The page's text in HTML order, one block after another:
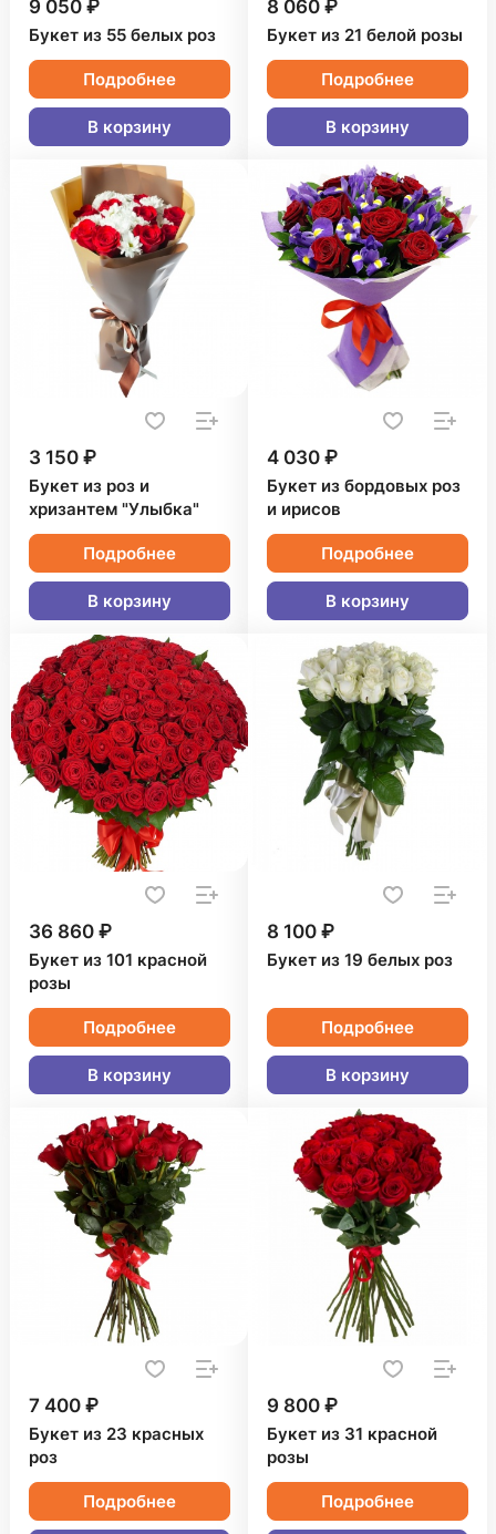
9 050 ₽
Букет из 55 белых роз
Подробнее
В корзину
8 060 ₽
Букет из 21 белой розы
Подробнее
В корзину
3 150 ₽
Букет из роз и
хризантем "Улыбка"
Подробнее
В корзину
4 030 ₽
Букет из бордовых роз
и ирисов
Подробнее
В корзину
36 860 ₽
Букет из 101 красной
розы
Подробнее
В корзину
8 100 ₽
Букет из 19 белых роз
Подробнее
В корзину
7 400 ₽
Букет из 23 красных
роз
Подробнее
9 800 ₽
Букет из 31 красной
розы
Подробнее